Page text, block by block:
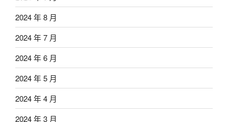
2024 年 8 月
2024 年 7 月
2024 年 6 月
2024 年 5 月
2024 年 4 月
2024 年 3 月